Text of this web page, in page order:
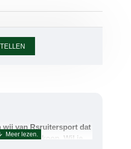
wij van Rsruitersport dat
uw aankoop. Wil je